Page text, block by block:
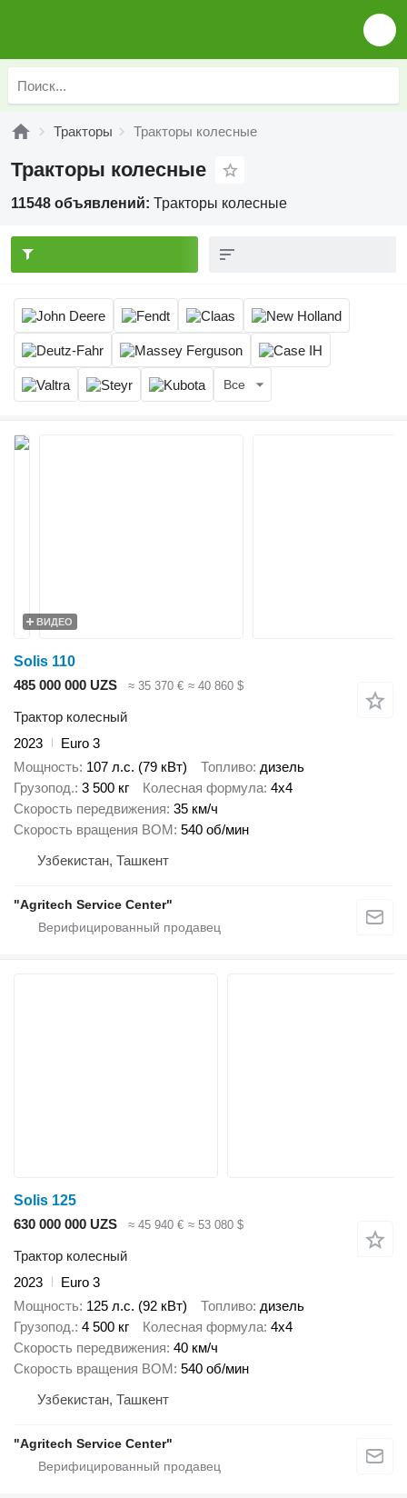
Тракторы Тракторы колесные
Тракторы колесные
11548 объявлений: Тракторы колесные
Все
ВИДЕО
Solis 110
485 000 000 UZS
≈ 35 370 € ≈ 40 860 $
Трактор колесный
2023
Euro 3
Мощность 107 л.с. (79 кВт) Топливо дизель
Грузопод. 3 500 кг Колесная формула 4x4
Скорость передвижения 35 км/ч
Скорость вращения ВОМ 540 об/мин
Узбекистан, Ташкент
"Agritech Service Center"
Solis 125
630 000 000 UZS
≈ 45 940 € ≈ 53 080 $
Трактор колесный
2023
Euro 3
Мощность 125 л.с. (92 кВт) Топливо дизель
Грузопод. 4 500 кг Колесная формула 4x4
Скорость передвижения 40 км/ч
Скорость вращения ВОМ 540 об/мин
Узбекистан, Ташкент
"Agritech Service Center"